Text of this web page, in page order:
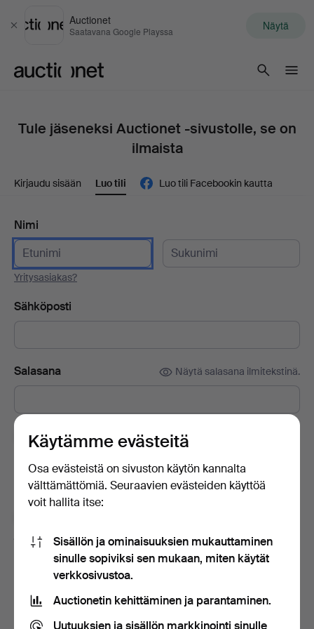
Sulje
Auctionet
Saatavana Google Playssa Näytä
Tule jäseneksi Auctionet -sivustolle, se on
ilmaista
Kirjaudu sisään Luo tili Luo tili Facebookin kautta
Nimi
Yritysasiakas?
Sähköposti
Salasana Näytä salasana ilmitekstinä.
Tilaa Auctionet -sivuston uutiskirje.
esineitä ja inspiraatiota. Jos muutat mielesi, voit helposti
lopettaa tilauksen.
myyntiehdot
sekä vahvistan lukeneeni
tietosuojakäytännön .
Luo tili
Käytämme evästeitä
Osa evästeistä on sivuston käytön kannalta
välttämättömiä. Seuraavien evästeiden käyttöä
voit hallita itse:
Sisällön ja ominaisuuksien mukauttaminen
sinulle sopiviksi sen mukaan, miten käytät
verkkosivustoa.
Auctionetin kehittäminen ja parantaminen.
Uutuuksien ja sisällön markkinointi sinulle